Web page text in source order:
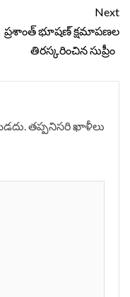
Next
ప్ర‌‌శాంత్ భూష‌ణ్ క్ష‌మాప‌ణ‌ల‌
తిరస్కరించిన సుప్రీం
తప్పనిసరి ఖాళీలు